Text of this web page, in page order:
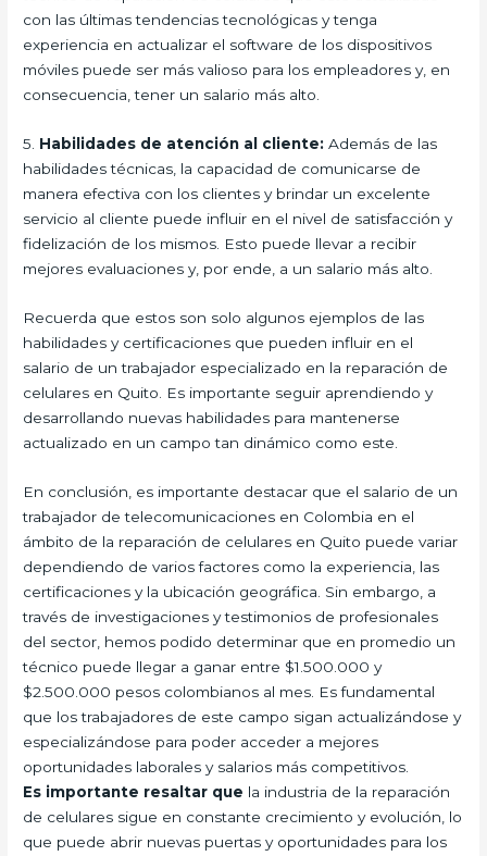
con las últimas tendencias tecnológicas y tenga
experiencia en actualizar el software de los dispositivos
móviles puede ser más valioso para los empleadores y, en
consecuencia, tener un salario más alto.
5. Habilidades de atención al cliente: Además de las
habilidades técnicas, la capacidad de comunicarse de
manera efectiva con los clientes y brindar un excelente
servicio al cliente puede influir en el nivel de satisfacción y
fidelización de los mismos. Esto puede llevar a recibir
mejores evaluaciones y, por ende, a un salario más alto.
Recuerda que estos son solo algunos ejemplos de las
habilidades y certificaciones que pueden influir en el
salario de un trabajador especializado en la reparación de
celulares en Quito. Es importante seguir aprendiendo y
desarrollando nuevas habilidades para mantenerse
actualizado en un campo tan dinámico como este.
En conclusión, es importante destacar que el salario de un
trabajador de telecomunicaciones en Colombia en el
ámbito de la reparación de celulares en Quito puede variar
dependiendo de varios factores como la experiencia, las
certificaciones y la ubicación geográfica. Sin embargo, a
través de investigaciones y testimonios de profesionales
del sector, hemos podido determinar que en promedio un
técnico puede llegar a ganar entre $1.500.000 y
$2.500.000 pesos colombianos al mes. Es fundamental
que los trabajadores de este campo sigan actualizándose y
especializándose para poder acceder a mejores
oportunidades laborales y salarios más competitivos.
Es importante resaltar que la industria de la reparación
de celulares sigue en constante crecimiento y evolución, lo
que puede abrir nuevas puertas y oportunidades para los